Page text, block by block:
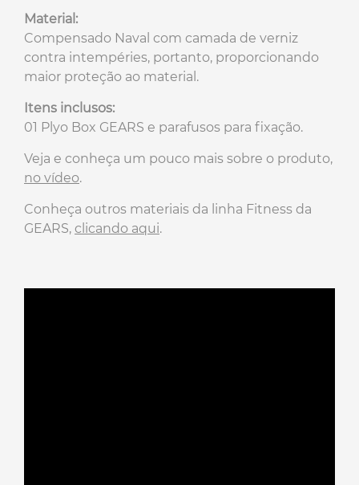
Material:
Compensado Naval com camada de verniz
contra intempéries, portanto, proporcionando
maior proteção ao material.
Itens inclusos:
01 Plyo Box GEARS e parafusos para fixação.
Veja e conheça um pouco mais sobre o produto,
no vídeo.
Conheça outros materiais da linha Fitness da
GEARS, clicando aqui.